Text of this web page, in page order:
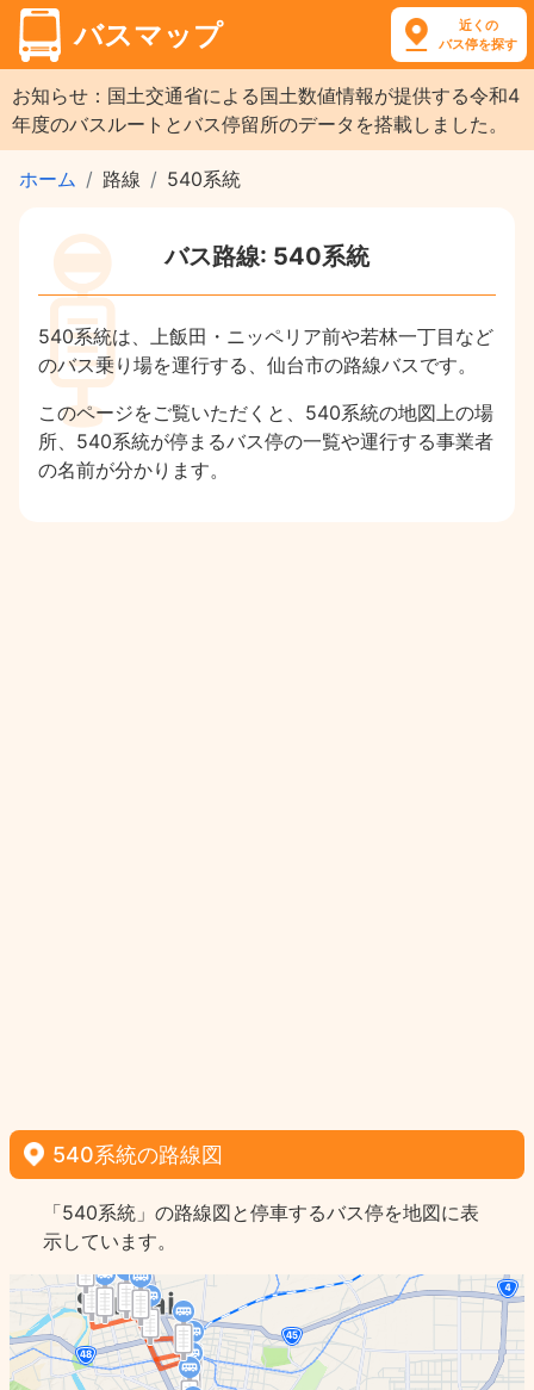
バスマップ
近くの
バス停を探す
お知らせ：国土交通省による国土数値情報が提供する令和4
年度のバスルートとバス停留所のデータを搭載しました。
ホーム 路線 540系統
バス路線: 540系統
540系統は、上飯田・ニッペリア前や若林一丁目など
のバス乗り場を運行する、仙台市の路線バスです。
このページをご覧いただくと、540系統の地図上の場
所、540系統が停まるバス停の一覧や運行する事業者
の名前が分かります。
540系統の路線図
「540系統」の路線図と停車するバス停を地図に表
示しています。